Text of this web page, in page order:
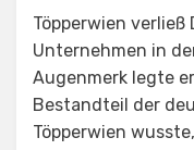
Töpperwien verließ
Unternehmen in
Augenmerk legte
Bestandteil der
Töpperwien